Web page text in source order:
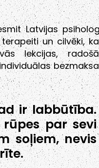
Latvijas
un cilvēki,
lekcijas,
ir labbūtība.
par sevi
soļiem, nevis